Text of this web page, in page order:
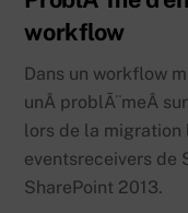
workflow
Dans un workflow
unÂ problÃ¨meÂ
lors de la
eventsreceivers de
SharePoint 2013.